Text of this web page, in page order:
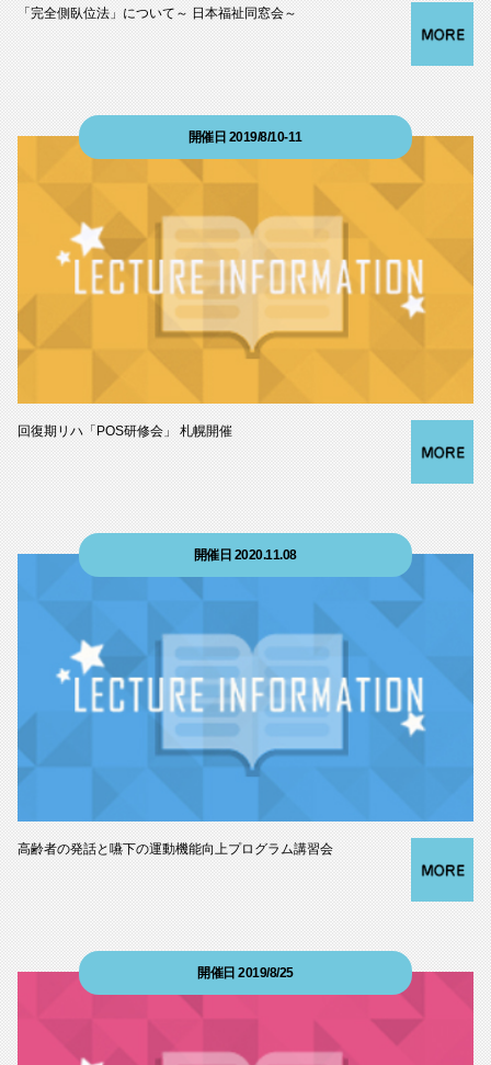
「完全側臥位法」について～ 日本福祉同窓会～
開催日 2019/8/10-11
回復期リハ「POS研修会」 札幌開催
開催日 2020.11.08
高齢者の発話と嚥下の運動機能向上プログラム講習会
開催日 2019/8/25